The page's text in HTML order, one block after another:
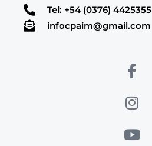
Tel: +54 (0376) 4425355
infocpaim@gmail.com